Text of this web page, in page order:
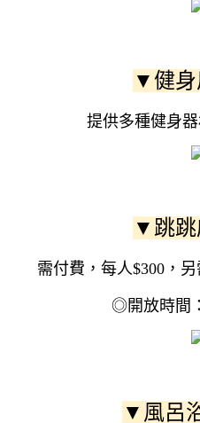
▼健身
提供多種健身
▼跳跳
需付費，每人$300，
◎開放時間
▼風呂